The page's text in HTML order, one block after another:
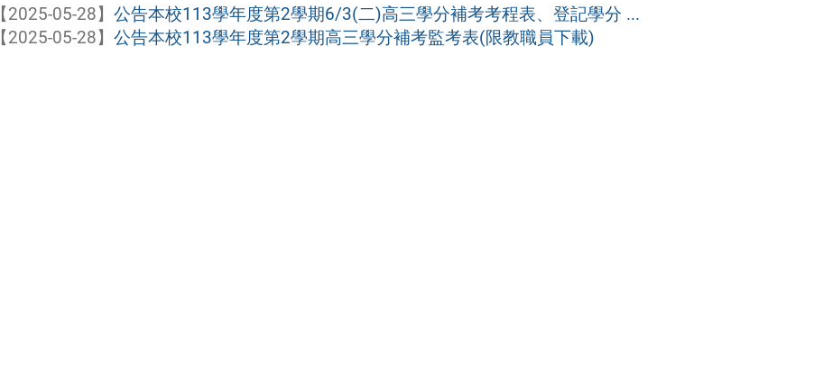
【2025-05-28】公告本校113學年度第2學期6/3(二)高三學分補考考程表、登記學分 ...
【2025-05-28】公告本校113學年度第2學期高三學分補考監考表(限教職員下載)